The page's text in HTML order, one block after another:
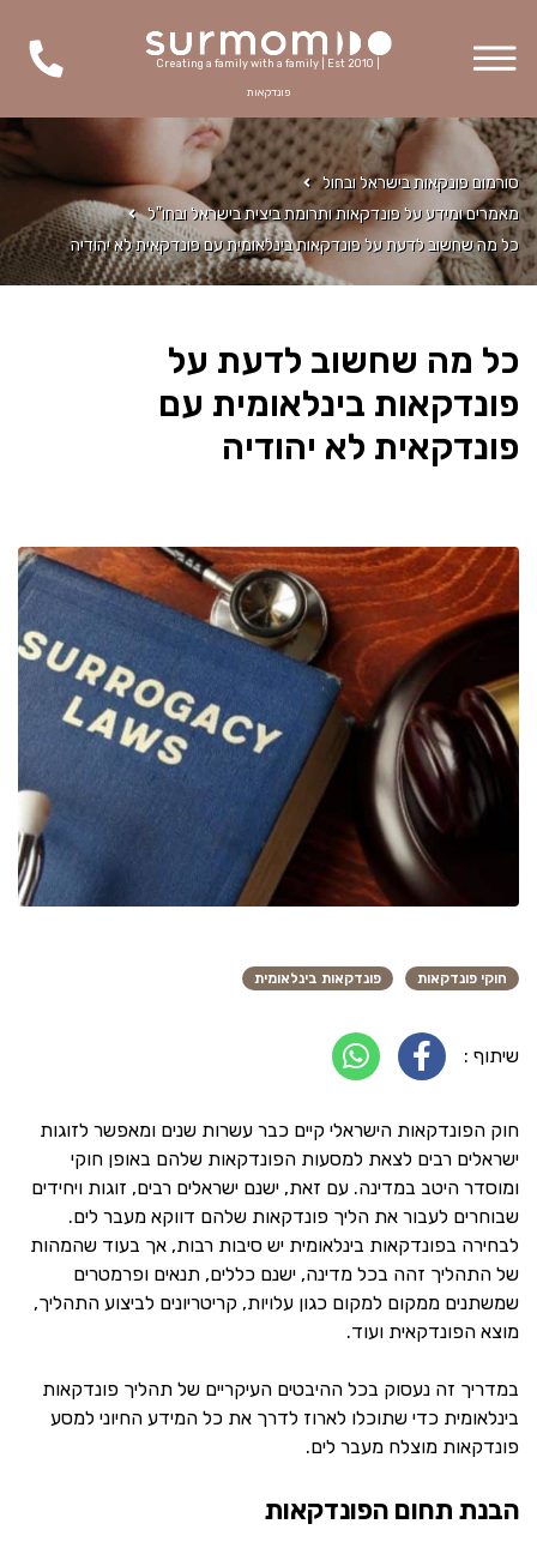
Creating a family with a family | Est 2010 |
פונדקאות
סורמום פונקאות בישראל ובחול
מאמרים ומידע על פונדקאות ותרומת ביצית בישראל ובחו"ל
כל מה שחשוב לדעת על פונדקאות בינלאומית עם פונדקאית לא יהודיה
כל מה שחשוב לדעת על
פונדקאות בינלאומית עם
פונדקאית לא יהודיה
חוקי פונדקאות פונדקאות בינלאומית
שיתוף :
חוק הפונדקאות הישראלי קיים כבר עשרות שנים ומאפשר לזוגות
ישראלים רבים לצאת למסעות הפונדקאות שלהם באופן חוקי
ומוסדר היטב במדינה. עם זאת, ישנם ישראלים רבים, זוגות ויחידים
שבוחרים לעבור את הליך פונדקאות שלהם דווקא מעבר לים.
לבחירה בפונדקאות בינלאומית יש סיבות רבות, אך בעוד שהמהות
של התהליך זהה בכל מדינה, ישנם כללים, תנאים ופרמטרים
שמשתנים ממקום למקום כגון עלויות, קריטריונים לביצוע התהליך,
מוצא הפונדקאית ועוד.
במדריך זה נעסוק בכל ההיבטים העיקריים של תהליך פונדקאות
בינלאומית כדי שתוכלו לארוז לדרך את כל המידע החיוני למסע
פונדקאות מוצלח מעבר לים.
הבנת תחום הפונדקאות